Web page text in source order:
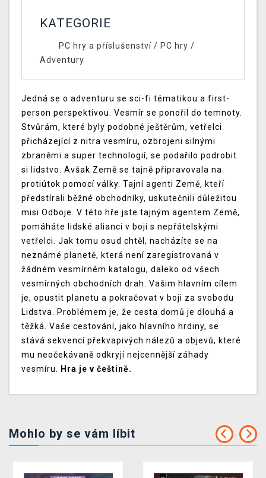
KATEGORIE
PC hry a příslušenství/ PC hry /
Adventury
Jedná se o adventuru se sci-fi tématikou a first-
person perspektivou. Vesmír se ponořil do temnoty.
Stvůrám, které byly podobné ještěrům, vetřelci
přicházející z nitra vesmíru, ozbrojeni silnými
zbraněmi a super technologií, se podařilo podrobit
si lidstvo. Avšak Země se tajně připravovala na
protiútok pomocí války. Tajní agenti Země, kteří
předstírali běžné obchodníky, uskutečnili důležitou
misi Odboje. V této hře jste tajným agentem Země,
pomáháte lidské alianci v boji s nepřátelskými
vetřelci. Jak tomu osud chtěl, nacházíte se na
neznámé planetě, která není zaregistrovaná v
žádném vesmírném katalogu, daleko od všech
vesmírných obchodních drah. Vašim hlavním cílem
je, opustit planetu a pokračovat v boji za svobodu
Lidstva. Problémem je, že cesta domů je dlouhá a
těžká. Vaše cestování, jako hlavního hrdiny, se
stává sekvencí překvapivých nálezů a objevů, které
mu neočekávaně odkryjí nejcennější záhady
vesmíru. Hra je v češtině.
Mohlo by se vám líbit